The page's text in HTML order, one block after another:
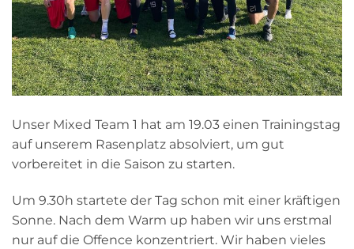
Unser Mixed Team 1 hat am 19.03 einen Trainingstag
auf unserem Rasenplatz absolviert, um gut
vorbereitet in die Saison zu starten.
Um 9.30h startete der Tag schon mit einer kräftigen
Sonne. Nach dem Warm up haben wir uns erstmal
nur auf die Offence konzentriert. Wir haben vieles